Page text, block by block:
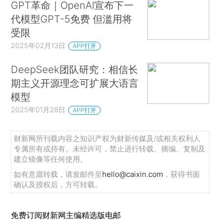
GPT革命｜OpenAI宣布下一
代模型GPT-5免费 但滥用将
受限
2025年02月13日 APP打开
DeepSeek团队研究：相信长
期主义开源理念可扩展大语言
模型
2025年01月28日 APP打开
财新网所刊载内容之知识产权为财新传媒及/或相关权利人
专属所有或持有。未经许可，禁止进行转载、摘编、复制及
建立镜像等任何使用。
如有意愿转载，请发邮件至hello@caixin.com ，获得书面
确认及授权后，方可转载。
免费订阅财新网主编精选版电邮